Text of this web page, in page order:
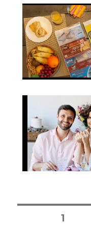
Posts
PÁGINA1